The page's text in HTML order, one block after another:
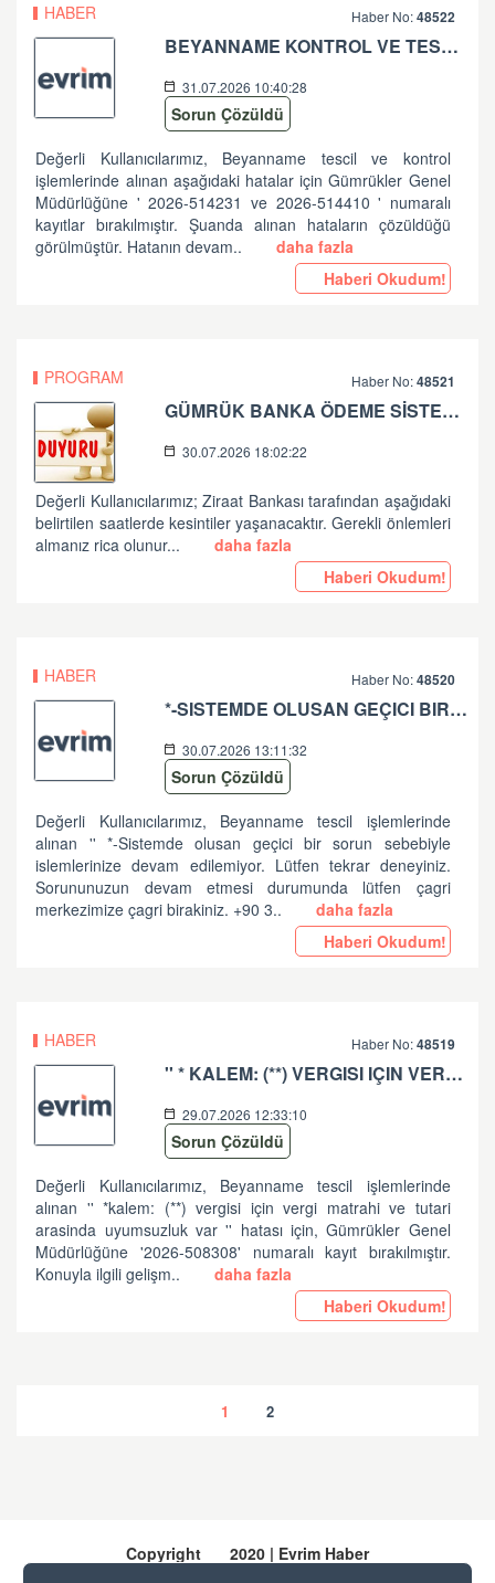
HABER Haber No:48522
BEYANNAME KONTROL VE TESCİL İŞLEMLERİNDE ALINAN HATALAR HK
31.07.2026 10:40:28
Sorun Çözüldü
Değerli Kullanıcılarımız, Beyanname tescil ve kontrol
işlemlerinde alınan aşağıdaki hatalar için Gümrükler Genel
Müdürlüğüne ' 2026-514231 ve 2026-514410 ' numaralı
kayıtlar bırakılmıştır. Şuanda alınan hataların çözüldüğü
görülmüştür. Hatanın devam..
daha fazla
Haberi Okudum!
PROGRAM Haber No:48521
GÜMRÜK BANKA ÖDEME SİSTEMLERİ ZİRAAT BANKASI PLANLI ÇALIŞMA HK
30.07.2026 18:02:22
Değerli Kullanıcılarımız; Ziraat Bankası tarafından aşağıdaki
belirtilen saatlerde kesintiler yaşanacaktır. Gerekli önlemleri
almanız rica olunur...
daha fazla
Haberi Okudum!
HABER Haber No:48520
*-SISTEMDE OLUSAN GEÇICI BIR SORUN SEBEBIYLE ISLEMLERINIZE DEVAM EDILEMIYOR. LÜTFEN TEKRAR DENEYINIZ. SORUNUNUZUN DEVAM ETMESI DURUMUNDA LÜTFEN ÇAGRI MERKEZIMIZE ÇAGRI BIRAKINIZ. +90 312 444 84 82 '' HATASI HK
30.07.2026 13:11:32
Sorun Çözüldü
Değerli Kullanıcılarımız, Beyanname tescil işlemlerinde
alınan '' *-Sistemde olusan geçici bir sorun sebebiyle
islemlerinize devam edilemiyor. Lütfen tekrar deneyiniz.
Sorununuzun devam etmesi durumunda lütfen çagri
merkezimize çagri birakiniz. +90 3..
daha fazla
Haberi Okudum!
HABER Haber No:48519
'' * KALEM: (**) VERGISI IÇIN VERGI MATRAHI VE TUTARI ARASINDA UYUMSUZLUK VAR '' HATASI HK
29.07.2026 12:33:10
Sorun Çözüldü
Değerli Kullanıcılarımız, Beyanname tescil işlemlerinde
alınan '' *kalem: (**) vergisi için vergi matrahi ve tutari
arasinda uyumsuzluk var '' hatası için, Gümrükler Genel
Müdürlüğüne '2026-508308' numaralı kayıt bırakılmıştır.
Konuyla ilgili gelişm..
daha fazla
Haberi Okudum!
1 2
Copyright 2020 | Evrim Haber